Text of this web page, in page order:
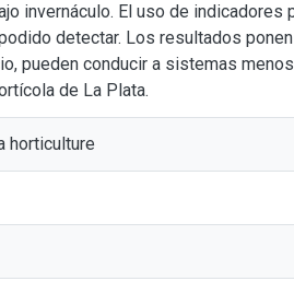
invernáculo. El uso de indicadores
detectar. Los resultados
pueden conducir a sistemas
de La Plata.
horticulture